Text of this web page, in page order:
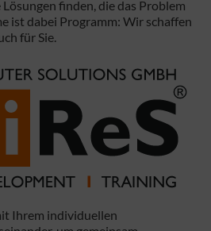
finden, die das Problem
ist dabei Programm: Wir schaffen
für Sie.
Ihrem individuellen